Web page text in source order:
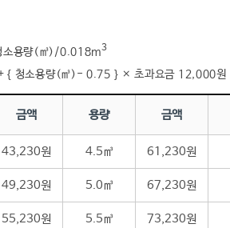
소용량(㎥)/0.018m3
{ 청소용량(㎥)- 0.75 } × 초과요금 12,000원
금액 용량 금액
43,230원 4.5㎥ 61,230원
49,230원 5.0㎥ 67,230원
55,230원 5.5㎥ 73,230원